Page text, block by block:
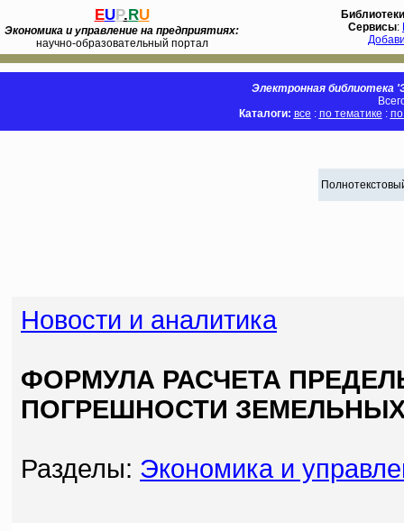
EUP.RU
Экономика и управление на предприятиях:
научно-образовательный портал
Библиотеки
Сервисы:
Электронная библиотека
Каталоги: все : по тематике :
Новости и аналитика
ФОРМУЛА РАСЧЕТА
ПОГРЕШНОСТИ
Разделы: Экономика и